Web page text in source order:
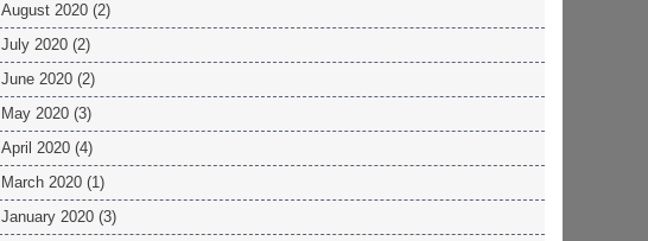
August 2020 (2)
July 2020 (2)
June 2020 (2)
May 2020 (3)
April 2020 (4)
March 2020 (1)
January 2020 (3)